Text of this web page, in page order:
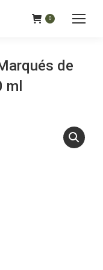
0
de
ml